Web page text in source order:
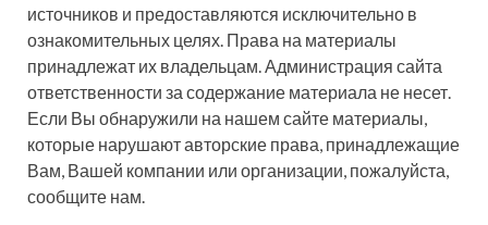
источников и предоставляются исключительно в
ознакомительных целях. Права на материалы
принадлежат их владельцам. Администрация сайта
ответственности за содержание материала не несет.
Если Вы обнаружили на нашем сайте материалы,
которые нарушают авторские права, принадлежащие
Вам, Вашей компании или организации, пожалуйста,
сообщите нам.